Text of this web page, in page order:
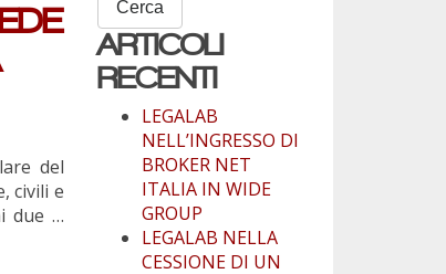
del
civili e
due …
ARTICOLI
RECENTI
LEGALAB
NELL’INGRESSO DI
BROKER NET
ITALIA IN WIDE
GROUP
LEGALAB NELLA
CESSIONE DI UN